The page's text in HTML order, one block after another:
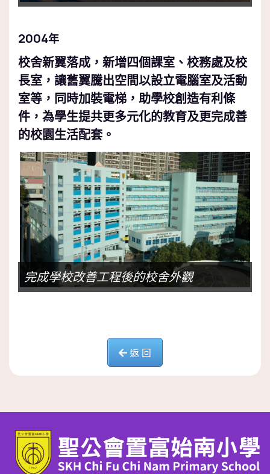
2004年
校舍新翼落成，新增四個課室、校務處及校
長室，讓舊翼騰出空間以設立電腦室及活動
室等，同時加裝電梯，助學校創造有利條
件，為學生提共更多元化的教育及更完成善
的校園生活配套。
完成學校改善工程後的校舍外觀
返 回